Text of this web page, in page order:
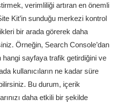
verimliliği artıran en önemli
Kit’in sunduğu merkezi kontrol
bir arada görerek daha
Örneğin, Search Console’dan
sayfaya trafik getirdiğini ve
kullanıcıların ne kadar süre
Bu durum, içerik
daha etkili bir şekilde